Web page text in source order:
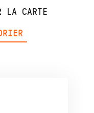
LA CARTE